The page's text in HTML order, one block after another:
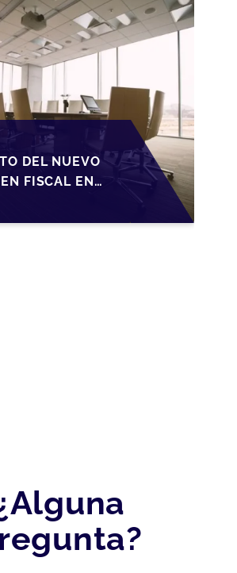
DEL NUEVO
FISCAL EN
EN ESPAÑA